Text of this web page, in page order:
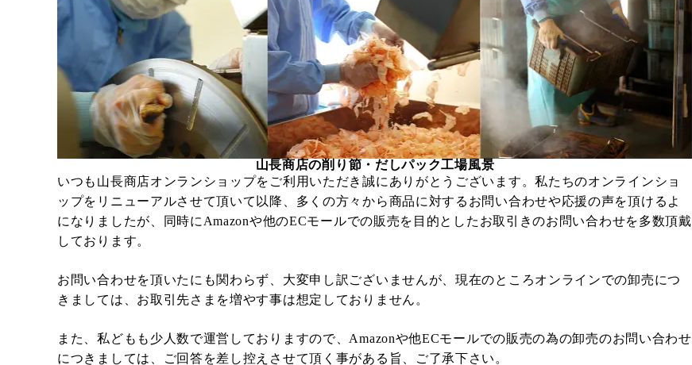
山長商店の削り節・だしパック工場風景
いつも山長商店オンランショップをご利用いただき誠にありがとうございます。私たちのオンラインショ
ップをリニューアルさせて頂いて以降、多くの方々から商品に対するお問い合わせや応援の声を頂けるよ
になりましたが、同時にAmazonや他のECモールでの販売を目的としたお取引きのお問い合わせを多数頂戴
しております。
お問い合わせを頂いたにも関わらず、大変申し訳ございませんが、現在のところオンラインでの卸売につ
きましては、お取引先さまを増やす事は想定しておりません。
また、私どもも少人数で運営しておりますので、Amazonや他ECモールでの販売の為の卸売のお問い合わせ
につきましては、ご回答を差し控えさせて頂く事がある旨、ご了承下さい。